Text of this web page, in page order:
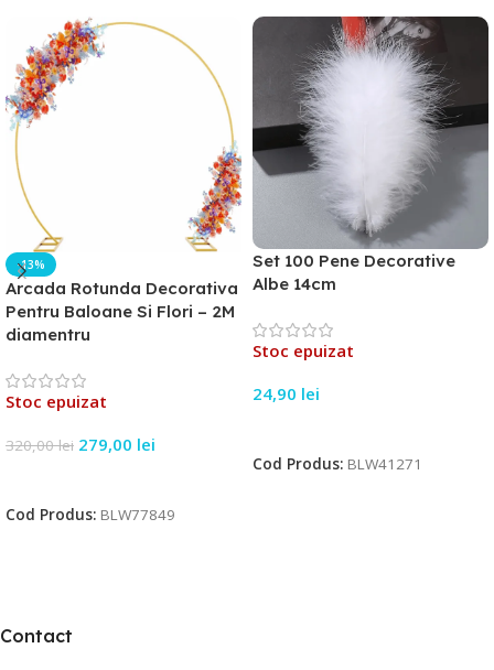
-13%
Arcada Rotunda Decorativa
Pentru Baloane Si Flori – 2M
diamentru
Stoc epuizat
320,00lei 279,00 lei
Cod Produs: BLW77849
Set 100 Pene Decorative
Albe 14cm
Stoc epuizat
24,90 lei
Cod Produs: BLW41271
Contact